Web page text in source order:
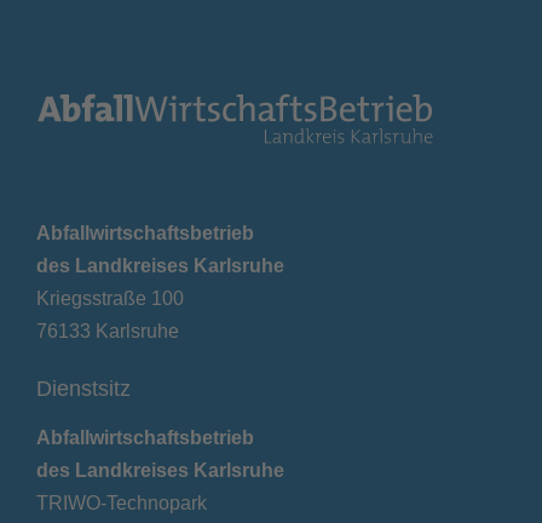
Abfallwirtschaftsbetrieb
des Landkreises Karlsruhe
Kriegsstraße 100
76133 Karlsruhe
Dienstsitz
Abfallwirtschaftsbetrieb
des Landkreises Karlsruhe
TRIWO-Technopark